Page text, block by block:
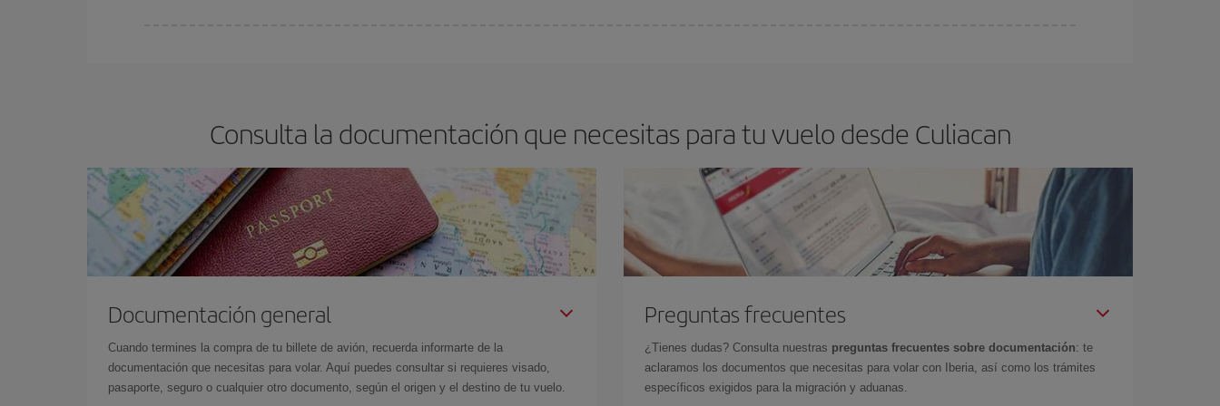
Consulta la documentación que necesitas para tu vuelo desde Culiacan
Documentación general
Cuando termines la compra de tu billete de avión, recuerda informarte de la
documentación que necesitas para volar. Aquí puedes consultar si requieres visado,
pasaporte, seguro o cualquier otro documento, según el origen y el destino de tu vuelo.
Preguntas frecuentes
¿Tienes dudas? Consulta nuestras preguntas frecuentes sobre documentación: te
aclaramos los documentos que necesitas para volar con Iberia, así como los trámites
específicos exigidos para la migración y aduanas.